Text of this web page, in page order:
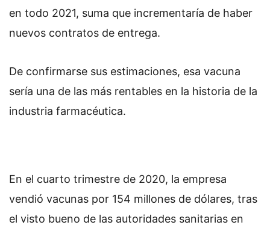
en todo 2021, suma que incrementaría de haber
nuevos contratos de entrega.
De confirmarse sus estimaciones, esa vacuna
sería una de las más rentables en la historia de la
industria farmacéutica.
En el cuarto trimestre de 2020, la empresa
vendió vacunas por 154 millones de dólares, tras
el visto bueno de las autoridades sanitarias en